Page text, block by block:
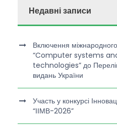
Недавні записи
Включення
“Computer systems
technologies” до
видань України
Участь у конкурсі
“ІІМВ-2026”